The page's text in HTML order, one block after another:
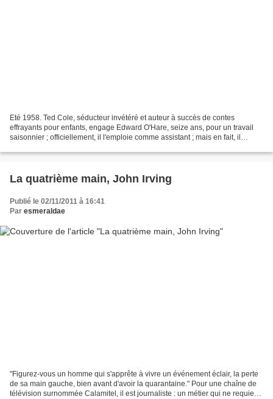
Eté 1958. Ted Cole, séducteur invétéré et auteur à succès de contes
effrayants pour enfants, engage Edward O'Hare, seize ans, pour un travail
saisonnier ; officiellement, il l'emploie comme assistant ; mais en fait, il
La quatrième main, John Irving
Publié le 02/11/2011 à 16:41
Par esmeraldae
"Figurez-vous un homme qui s'apprête à vivre un événement éclair, la perte
de sa main gauche, bien avant d'avoir la quarantaine." Pour une chaîne de
télévision surnommée Calamitel, il est journaliste : un métier qui ne requiert